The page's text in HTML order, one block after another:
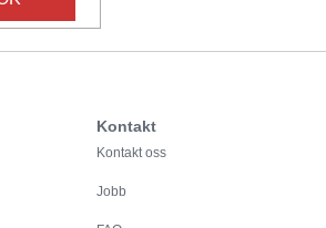
Kontakt
Kontakt oss
Jobb